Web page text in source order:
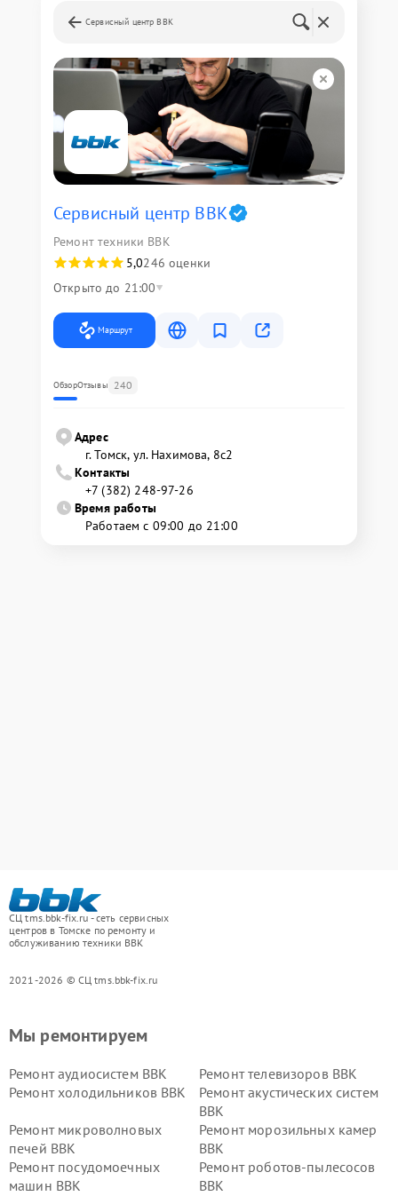
Сервисный центр BBK
Сервисный центр BBK
Ремонт техники BBK
5,0246 оценки
Открыто до 21:00
Маршрут
ОбзорОтзывы 240
Адрес
г. Томск, ул. Нахимова, 8с2
Контакты
+7 (382) 248-97-26
Время работы
Работаем с 09:00 до 21:00
СЦ tms.bbk-fix.ru - сеть сервисных
центров в Томске по ремонту и
обслуживанию техники BBK
2021-2026 © СЦ tms.bbk-fix.ru
Мы ремонтируем
Ремонт аудиосистем BBK
Ремонт телевизоров BBK
Ремонт холодильников BBK
Ремонт акустических систем
BBK
Ремонт микроволновых
печей BBK
Ремонт морозильных камер
BBK
Ремонт посудомоечных
машин BBK
Ремонт роботов-пылесосов
BBK